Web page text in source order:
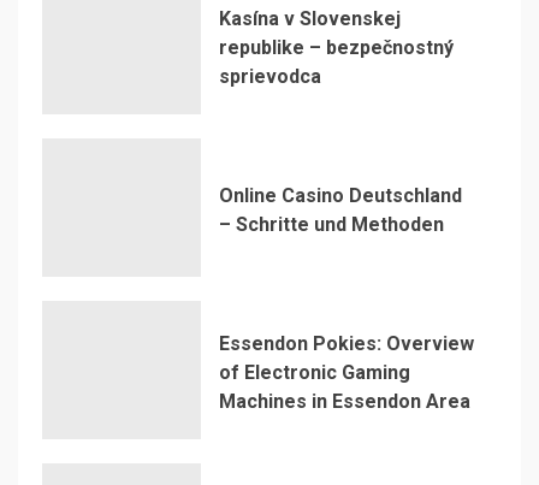
Kasína v Slovenskej
republike – bezpečnostný
sprievodca
Online Casino Deutschland
– Schritte und Methoden
Essendon Pokies: Overview
of Electronic Gaming
Machines in Essendon Area